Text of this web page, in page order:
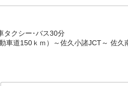
タクシー･バス30分
車道150ｋｍ）～佐久小諸JCT～ 佐